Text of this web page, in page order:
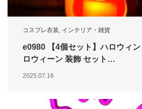
コスプレ衣装 インテリア・雑貨
e0980 【4個セット】ハロウィ
ロウィーン 装飾 セット…
2025.07.16